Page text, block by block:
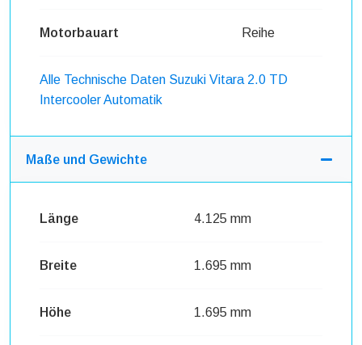
Motorbauart Reihe
Alle Technische Daten Suzuki Vitara 2.0 TD
Intercooler Automatik
Maße und Gewichte
Länge 4.125 mm
Breite 1.695 mm
Höhe 1.695 mm